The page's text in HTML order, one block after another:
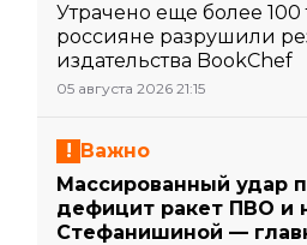
Утрачено еще более 100
россияне разрушили
издательства BookChef
05 августа 2026 21:15
Важно
Массированный удар
дефицит ракет ПВО и
Стефанишиной —